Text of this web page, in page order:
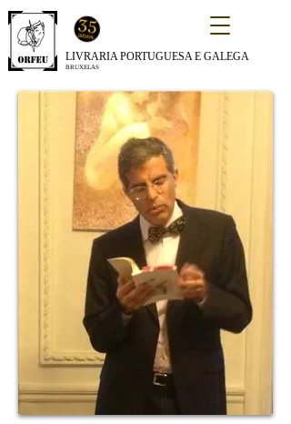
LIVRARIA PORTUGUESA E GALEGA
BRUXELAS